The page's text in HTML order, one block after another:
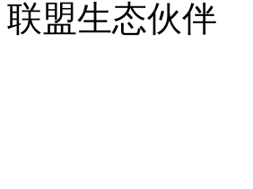
联盟生态伙伴